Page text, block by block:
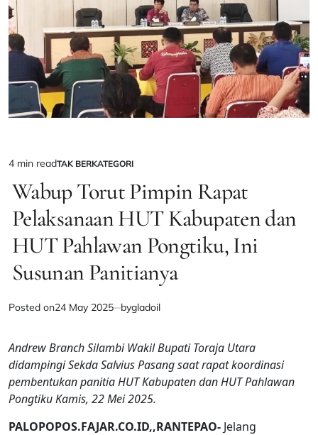
Estimated
read
time
4 min readPOSTED
TAK BERKATEGORI
Wabup Torut Pimpin Rapat
Pelaksanaan HUT Kabupaten dan
HUT Pahlawan Pongtiku, Ini
Susunan Panitianya
Posted on24 May 2025 bygladoil
Andrew Branch Silambi Wakil Bupati Toraja Utara
didampingi Sekda Salvius Pasang saat rapat koordinasi
pembentukan panitia HUT Kabupaten dan HUT Pahlawan
Pongtiku Kamis, 22 Mei 2025.
PALOPOPOS.FAJAR.CO.ID,,RANTEPAO- Jelang